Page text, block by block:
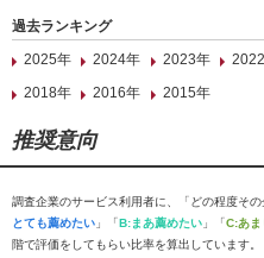
過去ランキング
2025年
2024年 2023年
2018年
2016年 2015年
推奨意向
調査企業のサービス利用者に、「どの程度そ
とても薦めたい 」「B:まあ薦めたい 」「C:あま
階で評価をしてもらい比率を算出しています。